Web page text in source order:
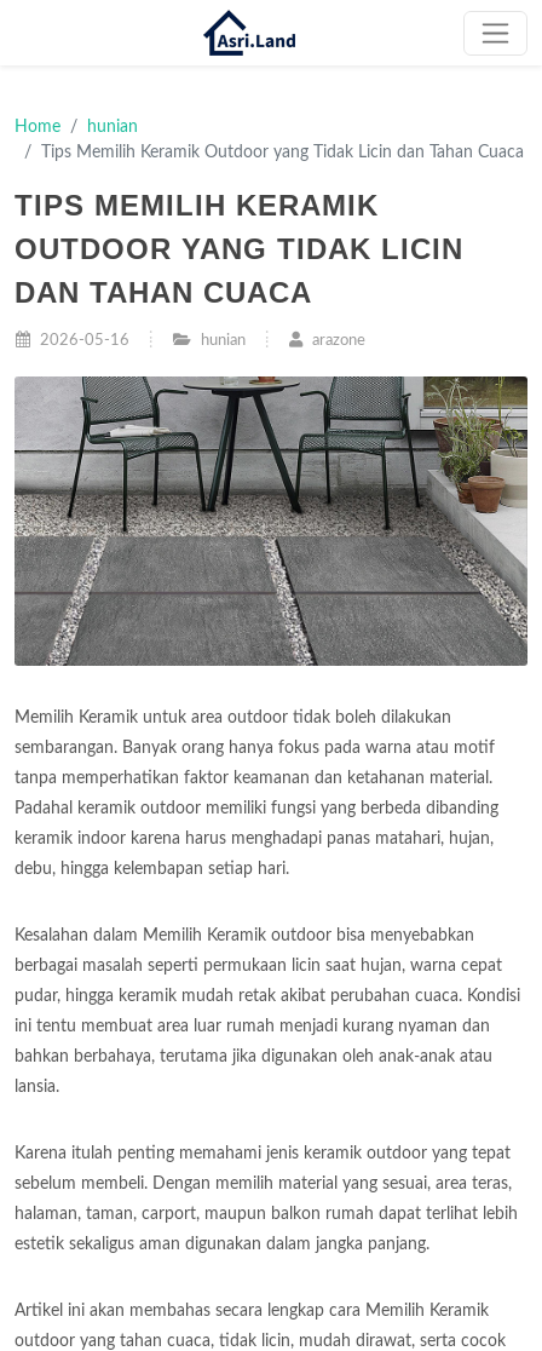
Home
hunian
Tips Memilih Keramik Outdoor yang Tidak Licin dan Tahan Cuaca
TIPS MEMILIH KERAMIK
OUTDOOR YANG TIDAK LICIN
DAN TAHAN CUACA
2026-05-16 hunian arazone
Memilih Keramik untuk area outdoor tidak boleh dilakukan
sembarangan. Banyak orang hanya fokus pada warna atau motif
tanpa memperhatikan faktor keamanan dan ketahanan material.
Padahal keramik outdoor memiliki fungsi yang berbeda dibanding
keramik indoor karena harus menghadapi panas matahari, hujan,
debu, hingga kelembapan setiap hari.
Kesalahan dalam Memilih Keramik outdoor bisa menyebabkan
berbagai masalah seperti permukaan licin saat hujan, warna cepat
pudar, hingga keramik mudah retak akibat perubahan cuaca. Kondisi
ini tentu membuat area luar rumah menjadi kurang nyaman dan
bahkan berbahaya, terutama jika digunakan oleh anak-anak atau
lansia.
Karena itulah penting memahami jenis keramik outdoor yang tepat
sebelum membeli. Dengan memilih material yang sesuai, area teras,
halaman, taman, carport, maupun balkon rumah dapat terlihat lebih
estetik sekaligus aman digunakan dalam jangka panjang.
Artikel ini akan membahas secara lengkap cara Memilih Keramik
outdoor yang tahan cuaca, tidak licin, mudah dirawat, serta cocok